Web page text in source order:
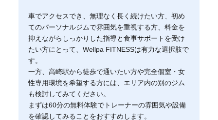
車でアクセスでき、無理なく長く続けたい方、初め
てのパーソナルジムで雰囲気を重視する方、料金を
抑えながらしっかりした指導と食事サポートを受け
たい方にとって、Wellpa FITNESSは有力な選択肢で
す。
一方、高崎駅から徒歩で通いたい方や完全個室・女
性専用環境を希望する方には、エリア内の別のジム
も検討してみてください。
まずは60分の無料体験でトレーナーの雰囲気や設備
を確認してみることをおすすめします。